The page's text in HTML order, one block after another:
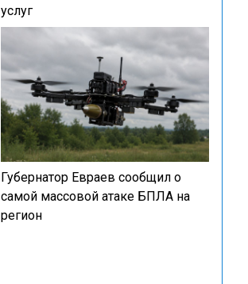
услуг
Губернатор Евраев сообщил о
самой массовой атаке БПЛА на
регион